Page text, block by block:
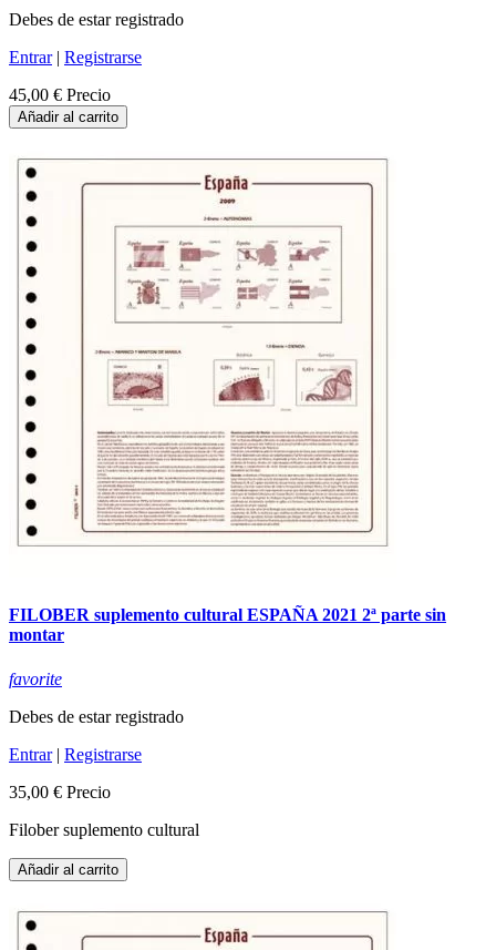
Debes de estar registrado
Entrar| Registrarse
45,00 € Precio
Añadir al carrito
FILOBER suplemento cultural ESPAÑA 2021 2ª parte sin
montar
favorite
Debes de estar registrado
Entrar| Registrarse
35,00 € Precio
Filober suplemento cultural
Añadir al carrito